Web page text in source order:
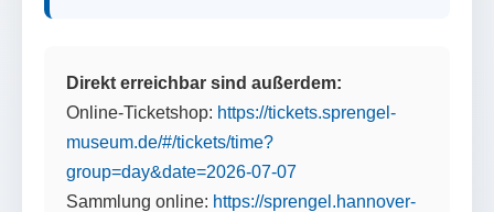
Direkt erreichbar sind außerdem:
Online-Ticketshop: https://tickets.sprengel-
museum.de/#/tickets/time?
group=day&date=2026-07-07
Sammlung online: https://sprengel.hannover-